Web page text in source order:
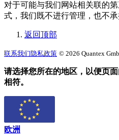
对于可能与我们网站相关联的
式，我们既不进行管理，也不承
返回顶部
联系我们隐私政策 © 2026 Quantex
请选择您所在的地区，以便页
相符。
欧洲